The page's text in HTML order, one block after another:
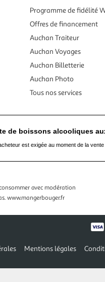
Programme de fidélité
Offres de financement
Auchan Traiteur
Auchan Voyages
Auchan Billetterie
Auchan Photo
Tous nos services
de boissons alcooliques
est exigée au moment de la vente
avec modération
www.mangerbouger.fr
Mentions légales